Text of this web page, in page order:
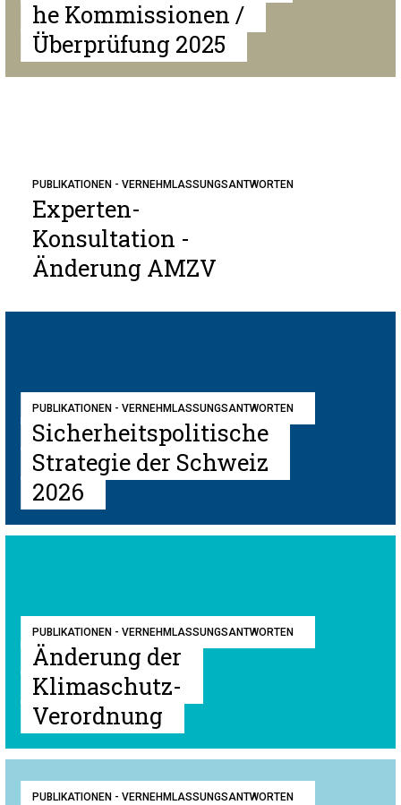
he Kommissionen /
Überprüfung 2025
PUBLIKATIONEN - VERNEHMLASSUNGSANTWORTEN
Experten-
Konsultation -
Änderung AMZV
PUBLIKATIONEN - VERNEHMLASSUNGSANTWORTEN
Sicherheitspolitische
Strategie der Schweiz
2026
PUBLIKATIONEN - VERNEHMLASSUNGSANTWORTEN
Änderung der
Klimaschutz-
Verordnung
PUBLIKATIONEN - VERNEHMLASSUNGSANTWORTEN